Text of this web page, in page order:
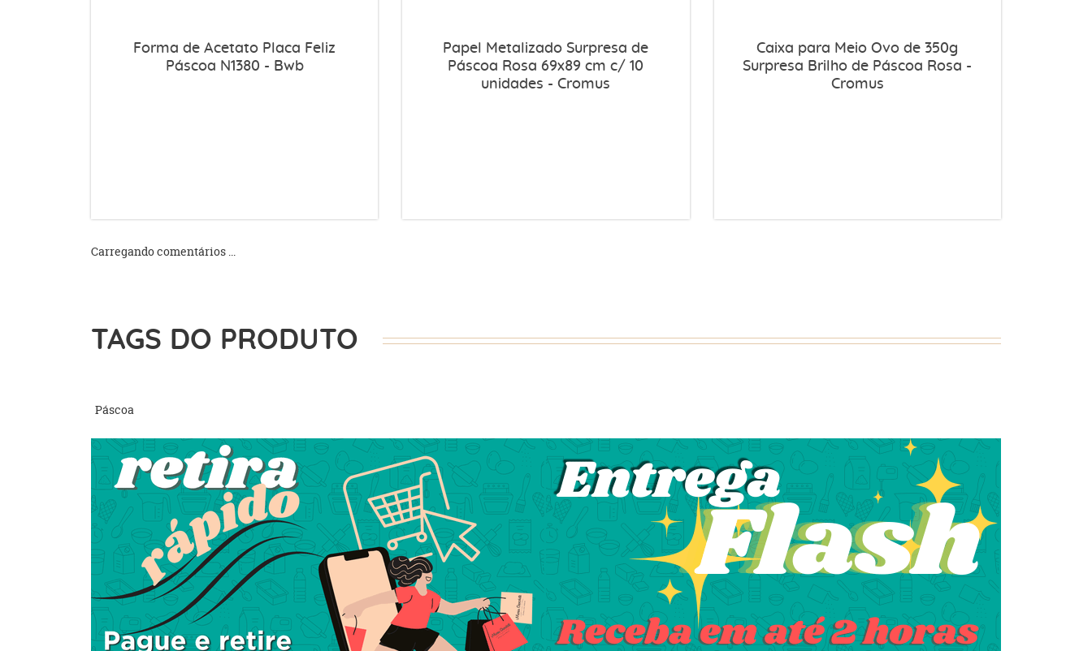
Forma de Acetato Placa Feliz
Páscoa N1380 - Bwb
Papel Metalizado Surpresa de
Páscoa Rosa 69x89 cm c/ 10
unidades - Cromus
Caixa para Meio Ovo de 350g
Surpresa Brilho de Páscoa Rosa -
Cromus
Carregando comentários ...
TAGS DO PRODUTO
Páscoa